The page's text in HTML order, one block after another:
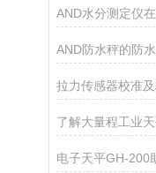
AND防水秤的防
拉力传感器校准
电子天平GH-200